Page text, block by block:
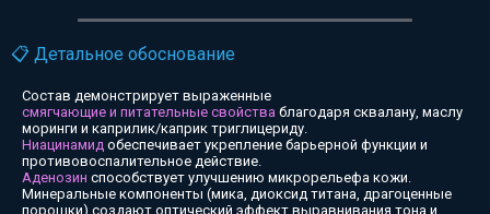
📋 Детальное обоснование
Состав демонстрирует выраженные
смягчающие и питательные свойства благодаря сквалану, маслу
моринги и каприлик/каприк триглицериду.
Ниацинамид обеспечивает укрепление барьерной функции и
противовоспалительное действие.
Аденозин способствует улучшению микрорельефа кожи.
Минеральные компоненты (мика, диоксид титана, драгоценные
порошки) создают оптический эффект выравнивания тона и